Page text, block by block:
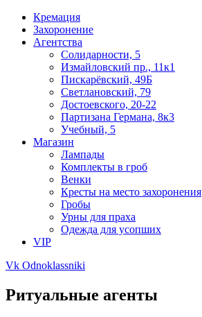
Кремация
Захоронение
Агентства
Солидарности, 5
Измайловский пр., 11к1
Пискарёвский, 49Б
Светлановский, 79
Достоевского, 20-22
Партизана Германа, 8к3
Учебный, 5
Магазин
Лампады
Комплекты в гроб
Венки
Кресты на место захоронения
Гробы
Урны для праха
Одежда для усопших
VIP
Vk Odnoklassniki
Ритуальные агенты